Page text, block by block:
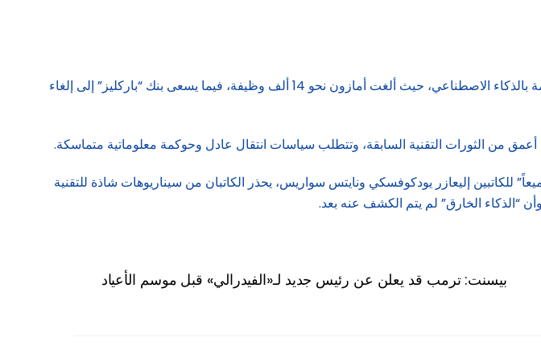
الشهر الماضي بدأت بعض الشركات العملاقة في خطط تسريح كبرى مع تبني أكبر للروبوتات المدعومة بالذكاء الاصطناعي، حيث ألغت أمازون نحو 14 ألف وظيفة، فيما يسعى بنك “باركليز” إلى إلغاء
من الثورات التقنية السابقة، وتتطلب سياسات انتقال عادل وحوكمة معلوماتية متماسكة.
للكاتبين إليعازر يودكوفسكي ونايتس سواريس، يحذر الكاتبان من سيناريوهات شاذة للتقنية
“الذكاء الخارق” لم يتم الكشف عنه بعد.
بيسنت: ترمب قد يعلن عن رئيس جديد لـ«الفيدرالي» قبل موسم الأعياد